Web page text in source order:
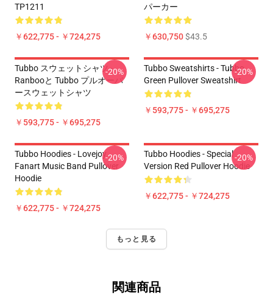
TP1211
￥622,775 - ￥724,275
パーカー
￥630,750$43.5
Tubbo スウェットシャツ -
Ranbooと Tubbo プルオーバ
ースウェットシャツ
￥593,775 - ￥695,275
-20%
Tubbo Sweatshirts - Tubbo
Green Pullover Sweatshirt
￥593,775 - ￥695,275
-20%
Tubbo Hoodies - Lovejoy
Fanart Music Band Pullover
Hoodie
￥622,775 - ￥724,275
-20%
Tubbo Hoodies - Special
Version Red Pullover Hoodie
￥622,775 - ￥724,275
-20%
もっと見る
関連商品